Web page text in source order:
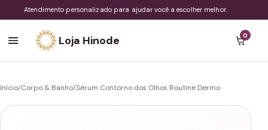
Atendimento personalizado para ajudar você a escolher melhor.
Loja Hinode 0
Início/Corpo & Banho/Sérum Contorno dos Olhos Routine Dermo